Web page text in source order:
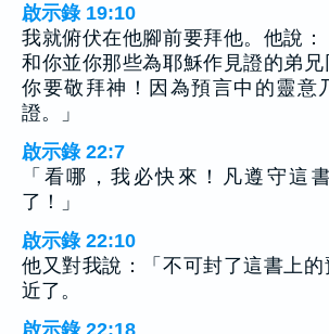
啟示錄 19:10
我就俯伏在他腳前要拜他。他說
和你並你那些為耶穌作見證的弟兄
你要敬拜神！因為預言中的靈意
證。」
啟示錄 22:7
「看哪，我必快來！凡遵守這
了！」
啟示錄 22:10
他又對我說：「不可封了這書上
近了。
啟示錄 22:18